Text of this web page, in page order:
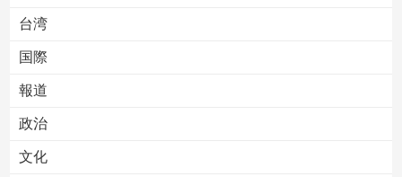
台湾
国際
報道
政治
文化